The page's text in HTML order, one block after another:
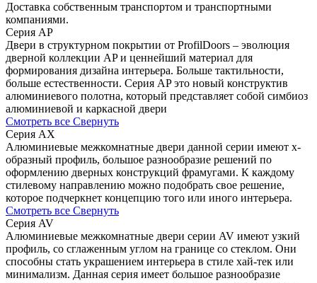
Доставка собственным транспортом и транспортными
компаниями.
Серия AP
Двери в структурном покрытии от ProfilDoors – эволюция
дверной коллекции AP и ценнейший материал для
формирования дизайна интерьера. Больше тактильности,
больше естественности. Серия AP это новый конструктив
алюминиевого полотна, который представляет собой симбиоз
алюминиевой и каркасной двери
Смотреть все Свернуть
Серия AX
Алюминиевые межкомнатные двери данной серии имеют x-
образный профиль, большое разнообразие решений по
оформлению дверных конструкций фрамугами. К каждому
стилевому направлению можно подобрать свое решение,
которое подчеркнет концепцию того или иного интерьера.
Смотреть все Свернуть
Серия AV
Алюминиевые межкомнатные двери серии AV имеют узкий
профиль, со сглаженным углом на границе со стеклом. Они
способны стать украшением интерьера в стиле хай-тек или
минимализм. Данная серия имеет большое разнообразие